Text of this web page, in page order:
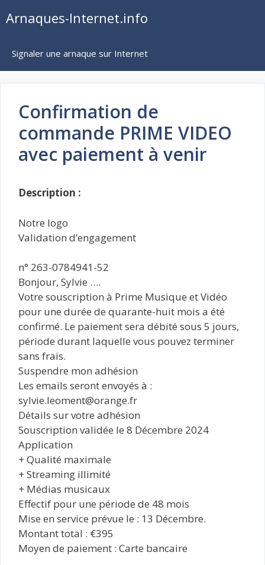
auArnaques-Internet.info
Signaler une arnaque sur Internet
Confirmation de
commande PRIME VIDEO
avec paiement à venir
Description :
Notre logo
Validation d’engagement
n° 263-0784941-52
Bonjour, Sylvie ….
Votre souscription à Prime Musique et Vidéo
pour une durée de quarante-huit mois a été
confirmé. Le paiement sera débité sous 5 jours,
période durant laquelle vous pouvez terminer
sans frais.
Suspendre mon adhésion
Les emails seront envoyés à :
sylvie.leoment@orange.fr
Détails sur votre adhésion
Souscription validée le 8 Décembre 2024
Application
+ Qualité maximale
+ Streaming illimité
+ Médias musicaux
Effectif pour une période de 48 mois
Mise en service prévue le : 13 Décembre.
Montant total : €395
Moyen de paiement : Carte bancaire